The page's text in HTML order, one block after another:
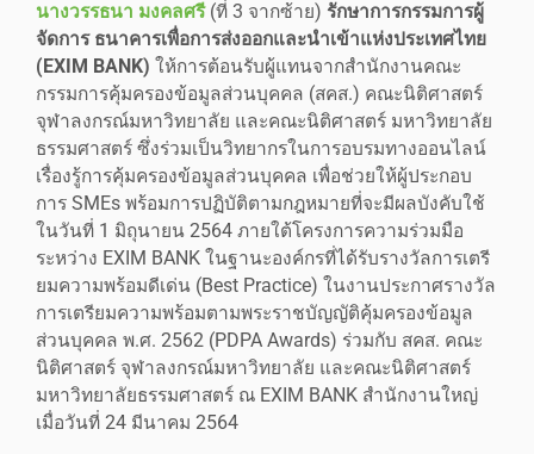
นางวรรธนา มงคลศรี(ที่ 3 จากซ้าย) รักษาการกรรมการผู้
จัดการ ธนาคารเพื่อการส่งออกและนำเข้าแห่งประเทศไทย
(EXIM BANK) ให้การต้อนรับผู้แทนจากสำนักงานคณะ
กรรมการคุ้มครองข้อมูลส่วนบุคคล (สคส.) คณะนิติศาสตร์
จุฬาลงกรณ์มหาวิทยาลัย และคณะนิติศาสตร์ มหาวิทยาลัย
ธรรมศาสตร์ ซึ่งร่วมเป็นวิทยากรในการอบรมทางออนไลน์
เรื่องรู้การคุ้มครองข้อมูลส่วนบุคคล เพื่อช่วยให้ผู้ประกอบ
การ SMEs พร้อมการปฏิบัติตามกฎหมายที่จะมีผลบังคับใช้
ในวันที่ 1 มิถุนายน 2564 ภายใต้โครงการความร่วมมือ
ระหว่าง EXIM BANK ในฐานะองค์กรที่ได้รับรางวัลการเตรี
ยมความพร้อมดีเด่น (Best Practice) ในงานประกาศรางวัล
การเตรียมความพร้อมตามพระราชบัญญัติคุ้มครองข้อมูล
ส่วนบุคคล พ.ศ. 2562 (PDPA Awards) ร่วมกับ สคส. คณะ
นิติศาสตร์ จุฬาลงกรณ์มหาวิทยาลัย และคณะนิติศาสตร์
มหาวิทยาลัยธรรมศาสตร์ ณ EXIM BANK สำนักงานใหญ่
เมื่อวันที่ 24 มีนาคม 2564